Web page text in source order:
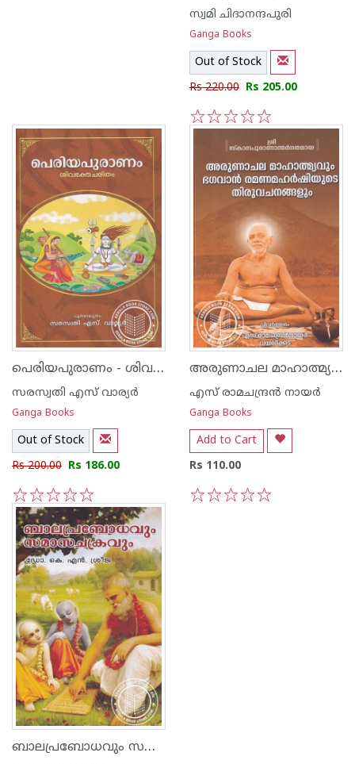
സ്വമി ചിദാനന്ദപുരി
Ganga Books
Out of Stock
Rs 220.00 Rs 205.00
5
4
3
2
1
പെരിയപുരാണം - ശിവഭക്തചരിതം
സരസ്വതി എസ് വാര്യര്‍
Ganga Books
Out of Stock
Rs 200.00 Rs 186.00
5
4
3
2
1
അരുണാചല മാഹാത്മ്യവും ഭഗവാന്‍ രമണ മഹര്‍ഷിയുടെ തിരുവചനങ്ങളും
എസ് രാമചന്ദ്രന്‍ നായര്‍
Ganga Books
Add to Cart
Rs 110.00
ബാലപ്രബോധവും സമാസചക്രവും